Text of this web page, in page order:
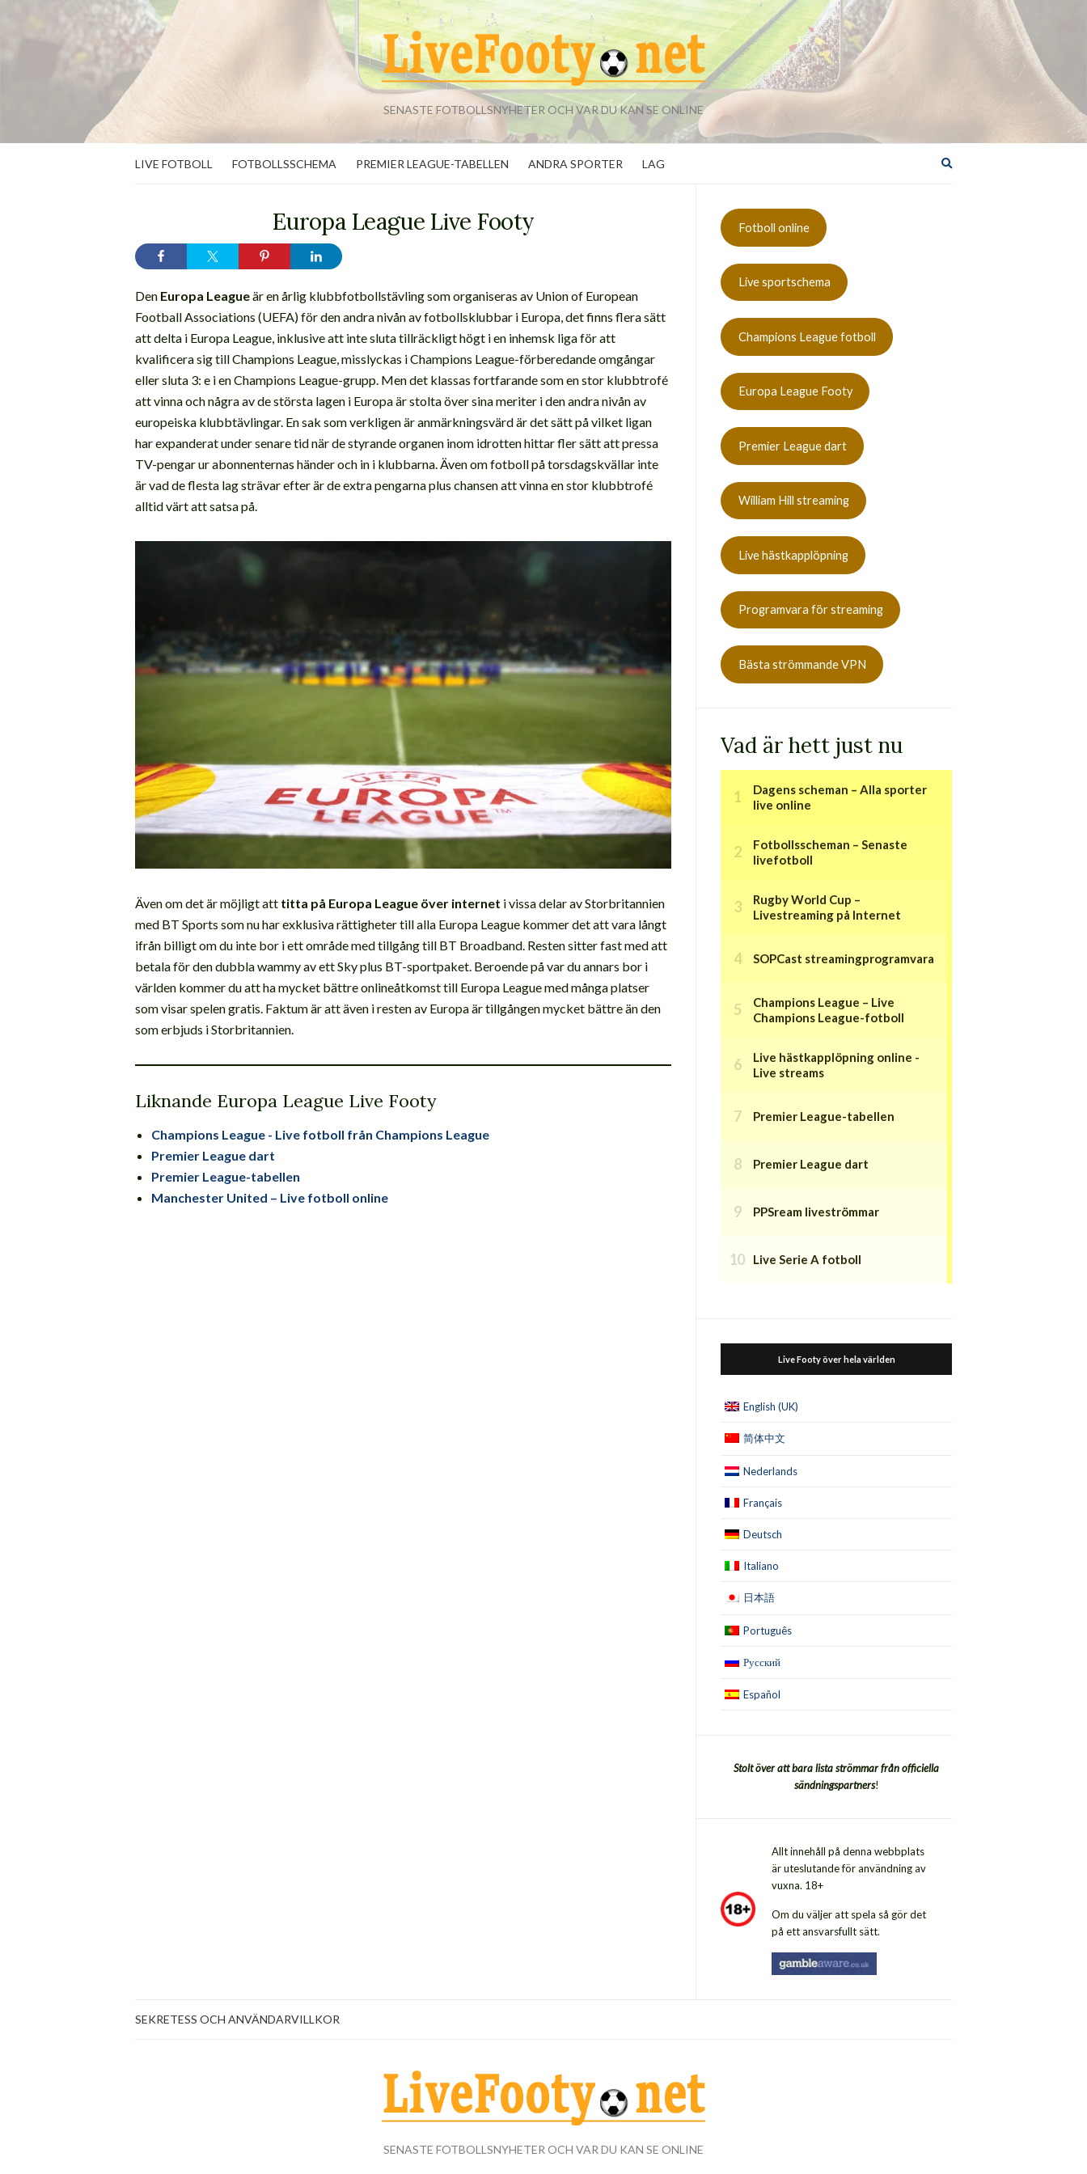
SENASTE FOTBOLLSNYHETER OCH VAR DU KAN SE ONLINE
LIVE FOTBOLL FOTBOLLSSCHEMA PREMIER LEAGUE-TABELLEN ANDRA SPORTER LAG
Europa League Live Footy
Den Europa Leagueär en årlig klubbfotbollstävling som organiseras av Union of European
Football Associations (UEFA) för den andra nivån av fotbollsklubbar i Europa, det finns flera sätt
att delta i Europa League, inklusive att inte sluta tillräckligt högt i en inhemsk liga för att
kvalificera sig till Champions League, misslyckas i Champions League-förberedande omgångar
eller sluta 3: e i en Champions League-grupp. Men det klassas fortfarande som en stor klubbtrofé
att vinna och några av de största lagen i Europa är stolta över sina meriter i den andra nivån av
europeiska klubbtävlingar. En sak som verkligen är anmärkningsvärd är det sätt på vilket ligan
har expanderat under senare tid när de styrande organen inom idrotten hittar fler sätt att pressa
TV-pengar ur abonnenternas händer och in i klubbarna. Även om fotboll på torsdagskvällar inte
är vad de flesta lag strävar efter är de extra pengarna plus chansen att vinna en stor klubbtrofé
alltid värt att satsa på.
Även om det är möjligt att titta på Europa League över internet i vissa delar av Storbritannien
med BT Sports som nu har exklusiva rättigheter till alla Europa League kommer det att vara långt
ifrån billigt om du inte bor i ett område med tillgång till BT Broadband. Resten sitter fast med att
betala för den dubbla wammy av ett Sky plus BT-sportpaket. Beroende på var du annars bor i
världen kommer du att ha mycket bättre onlineåtkomst till Europa League med många platser
som visar spelen gratis. Faktum är att även i resten av Europa är tillgången mycket bättre än den
som erbjuds i Storbritannien.
Liknande Europa League Live Footy
Champions League - Live fotboll från Champions League
Premier League dart
Premier League-tabellen
Manchester United – Live fotboll online
Fotboll online
Live sportschema
Champions League fotboll
Europa League Footy
Premier League dart
William Hill streaming
Live hästkapplöpning
Programvara för streaming
Bästa strömmande VPN
Vad är hett just nu
Dagens scheman – Alla sporter
live online
Fotbollsscheman – Senaste
livefotboll
Rugby World Cup –
Livestreaming på Internet
SOPCast streamingprogramvara
Champions League – Live
Champions League-fotboll
Live hästkapplöpning online -
Live streams
Premier League-tabellen
Premier League dart
PPSream liveströmmar
Live Serie A fotboll
Live Footy över hela världen
English (UK)
简体中文
Nederlands
Français
Deutsch
Italiano
日本語
Português
Русский
Español
Stolt över att bara lista strömmar från officiella
sändningspartners!
Allt innehåll på denna webbplats
är uteslutande för användning av
vuxna. 18+
Om du väljer att spela så gör det
på ett ansvarsfullt sätt.
SEKRETESS OCH ANVÄNDARVILLKOR
SENASTE FOTBOLLSNYHETER OCH VAR DU KAN SE ONLINE